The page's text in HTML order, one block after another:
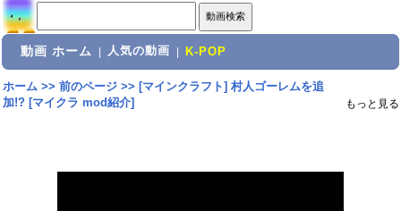
動画 ホーム 人気の動画 K-POP
ホーム>> 前のページ>> [マインクラフト] 村人ゴーレムを追
加!? [マイクラ mod紹介]
もっと見る